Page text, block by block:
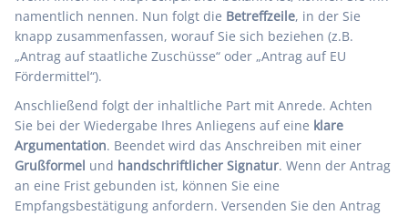
namentlich nennen. Nun folgt die Betreffzeile, in der Sie
knapp zusammenfassen, worauf Sie sich beziehen (z.B.
„Antrag auf staatliche Zuschüsse“ oder „Antrag auf EU
Fördermittel“).
Anschließend folgt der inhaltliche Part mit Anrede. Achten
Sie bei der Wiedergabe Ihres Anliegens auf eine klare
Argumentation. Beendet wird das Anschreiben mit einer
Grußformel und handschriftlicher Signatur. Wenn der Antrag
an eine Frist gebunden ist, können Sie eine
Empfangsbestätigung anfordern. Versenden Sie den Antrag